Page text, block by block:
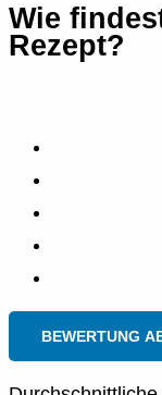
Wie
Rezept?
BEWERTUNG